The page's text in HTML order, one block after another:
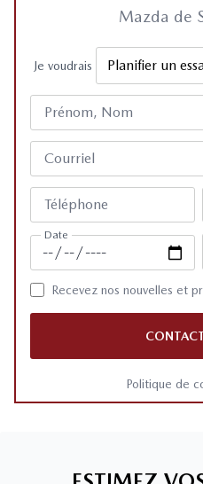
Mazda de
Je voudrais
Prénom, Nom
Courriel
Téléphone
Date
Recevez nos nouvelles et
Politique de